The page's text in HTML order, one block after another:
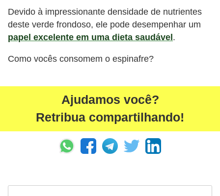
Devido à impressionante densidade de nutrientes
deste verde frondoso, ele pode desempenhar um
papel excelente em uma dieta saudável .
Como vocês consomem o espinafre?
Ajudamos você?
Retribua compartilhando!